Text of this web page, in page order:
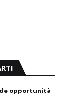
opportunità